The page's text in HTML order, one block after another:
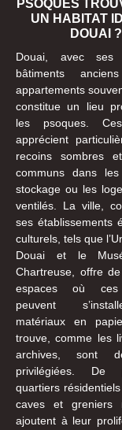
PSOQUES
UN HABITAT
DOUAI ?
Douai, avec ses
bâtiments
appartements
constitue un lieu
les psoques.
apprécient
recoins sombres
communs dans
stockage ou les
ventilés. La ville,
ses établissements
culturels, tels que
Douai et le
Chartreuse, offre
espaces où ces
peuvent
matériaux en
trouve, comme les
archives, sont
privilégiées. De
quartiers
caves et greniers
ajoutent à leur